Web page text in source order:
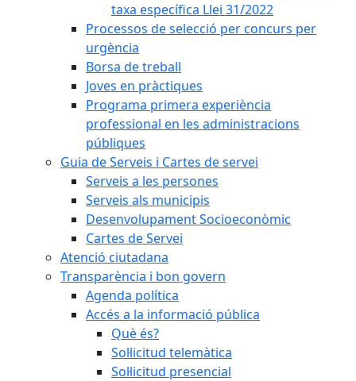
taxa específica Llei 31/2022
Processos de selecció per concurs per
urgència
Borsa de treball
Joves en pràctiques
Programa primera experiència
professional en les administracions
públiques
Guia de Serveis i Cartes de servei
Serveis a les persones
Serveis als municipis
Desenvolupament Socioeconòmic
Cartes de Servei
Atenció ciutadana
Transparència i bon govern
Agenda política
Accés a la informació pública
Què és?
Sol·licitud telemàtica
Sol·licitud presencial